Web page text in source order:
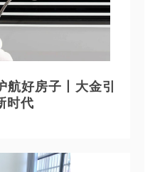
航好房子丨大金引
时代